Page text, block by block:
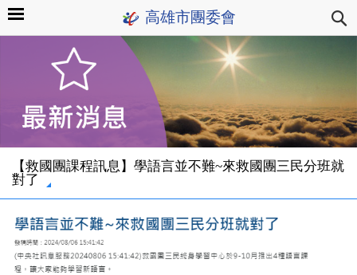
高雄市團委會
【救國團課程訊息】學語言並不難~來救國團三民分班就
對了